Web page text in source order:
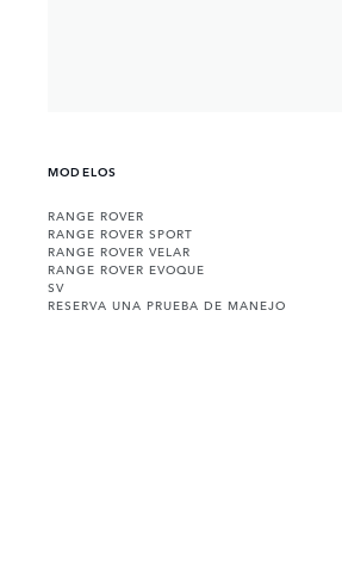
MODELOS
RANGE ROVER
RANGE ROVER SPORT
RANGE ROVER VELAR
RANGE ROVER EVOQUE
SV
RESERVA UNA PRUEBA DE MANEJO